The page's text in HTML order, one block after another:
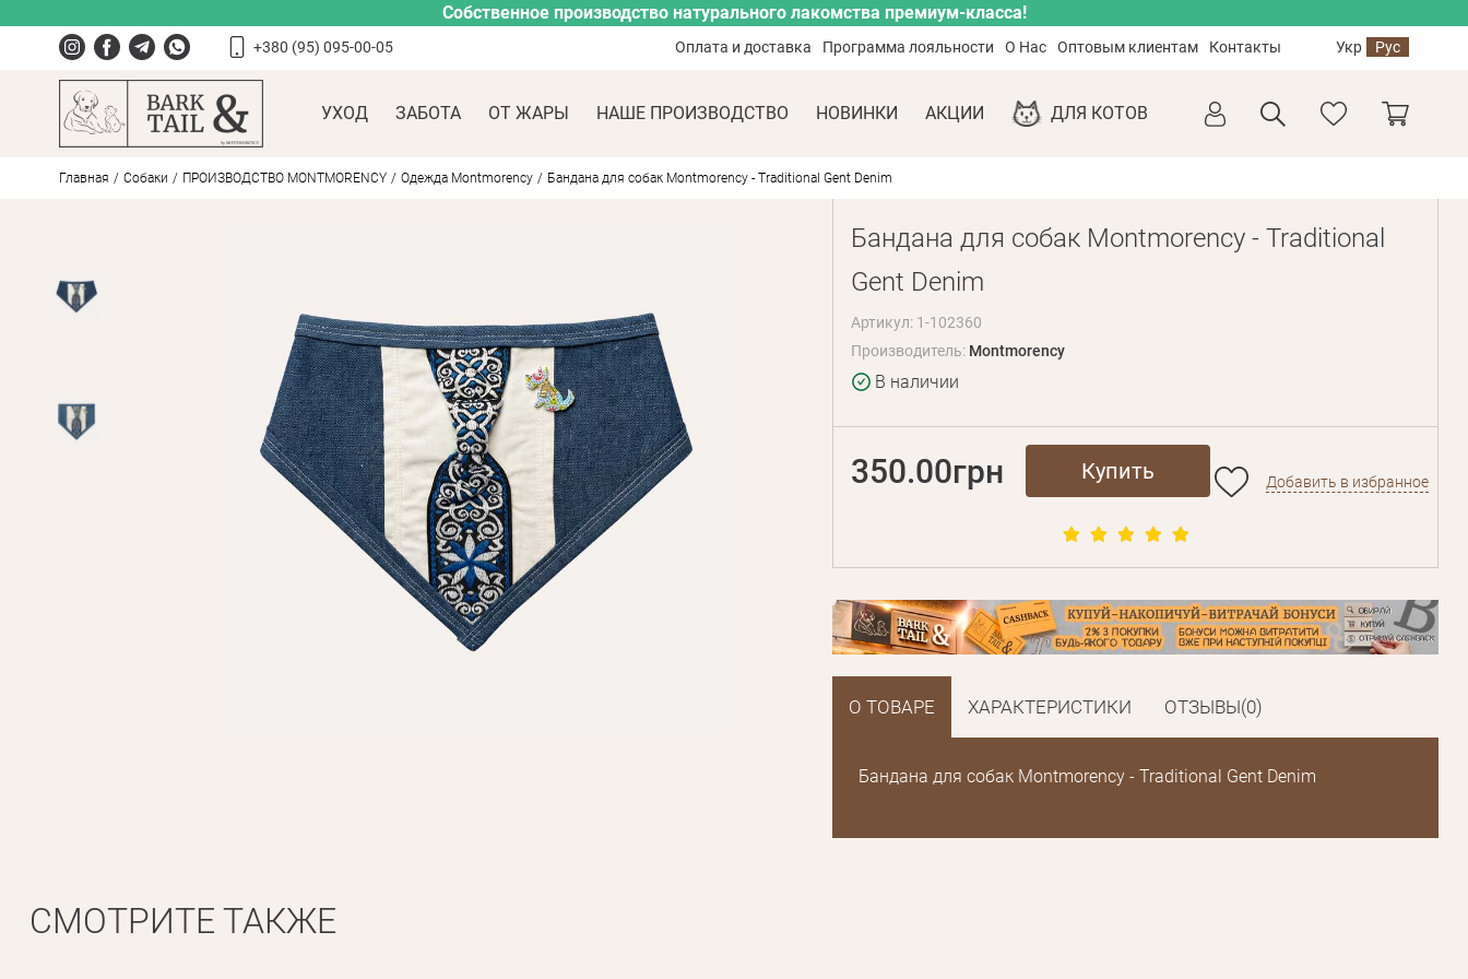
Собственное производство натурального лакомства премиум-класса!
+380 (95) 095-00-05 Оплата и доставка Программа лояльности О Нас Оптовым клиентам Контакты Укр Рус
УХОД ЗАБОТА ОТ ЖАРЫ НАШЕ ПРОИЗВОДСТВО НОВИНКИ АКЦИИ ДЛЯ КОТОВ
Главная Собаки ПРОИЗВОДСТВО MONTMORENCY Одежда Montmorency Бандана для собак Montmorency - Traditional Gent Denim
Бандана для собак Montmorency - Traditional
Gent Denim
Артикул: 1-102360
Производитель: Montmorency
В наличии
350.00грн Купить Добавить в избранное
О ТОВАРЕ ХАРАКТЕРИСТИКИ ОТЗЫВЫ(0)
Бандана для собак Montmorency - Traditional Gent Denim
СМОТРИТЕ ТАКЖЕ
Личные данные